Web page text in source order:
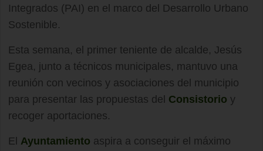
Integrados (PAI) en el marco del Desarrollo Urbano
Sostenible.
Esta semana, el primer teniente de alcalde, Jesús
Egea, junto a técnicos municipales, mantuvo una
reunión con vecinos y asociaciones del municipio
para presentar las propuestas del Consistorio y
recoger aportaciones.
El Ayuntamiento aspira a conseguir el máximo